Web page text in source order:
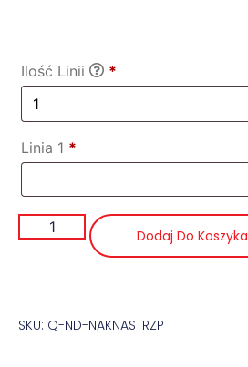
Ilość Linii *
Linia 1 *
Dodaj Do Koszyka
SKU: Q-ND-NAKNASTRZP